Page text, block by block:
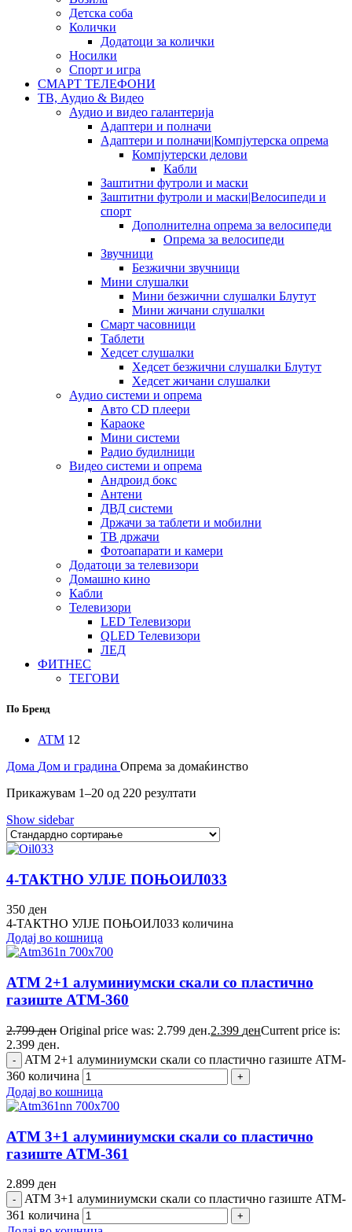
Детска соба
Колички
Додатоци за колички
Носилки
Спорт и игра
СМАРТ ТЕЛЕФОНИ
ТВ, Аудио & Видео
Аудио и видео галантерија
Адаптери и полначи
Адаптери и полначи|Компјутерска опрема
Компјутерски делови
Кабли
Заштитни футроли и маски
Заштитни футроли и маски|Велосипеди и
спорт
Дополнителна опрема за велосипеди
Опрема за велосипеди
Звучници
Безжични звучници
Мини слушалки
Мини безжични слушалки Блутут
Мини жичани слушалки
Смарт часовници
Таблети
Хедсет слушалки
Хедсет безжични слушалки Блутут
Хедсет жичани слушалки
Аудио системи и опрема
Авто CD плеери
Караоке
Мини системи
Радио будилници
Видео системи и опрема
Андроид бокс
Антени
ДВД системи
Држачи за таблети и мобилни
ТВ држачи
Фотоапарати и камери
Додатоци за телевизори
Домашно кино
Кабли
Телевизори
LED Телевизори
QLED Телевизори
ЛЕД
ФИТНЕС
ТЕГОВИ
По Бренд
ATM 12
Дома Дом и градина Опрема за домаќинство
Прикажувам 1–20 од 220 резултати
Show sidebar
4-ТАКТНО УЛЈЕ ПОЊОИЛ033
350 ден
4-ТАКТНО УЛЈЕ ПОЊОИЛ033 количина
Додај во кошница
ATM 2+1 алуминиумски скали со пластично
газиште ATM-360
2.799ден Original price was: 2.799 ден.2.399 денCurrent price is:
2.399 ден.
ATM 2+1 алуминиумски скали со пластично газиште ATM-
360 количина
Додај во кошница
ATM 3+1 алуминиумски скали со пластично
газиште ATM-361
2.899 ден
ATM 3+1 алуминиумски скали со пластично газиште ATM-
361 количина